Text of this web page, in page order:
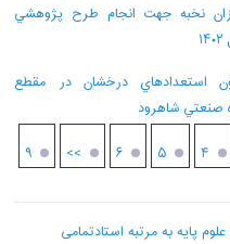
نخبه جهت انجام طرح پژوهشي
استعدادهاي درخشان در مقطع
صنعتي شاهرود
۴ ۵ ۶ ۹ >>
پایه به مرتبه استادتمامی